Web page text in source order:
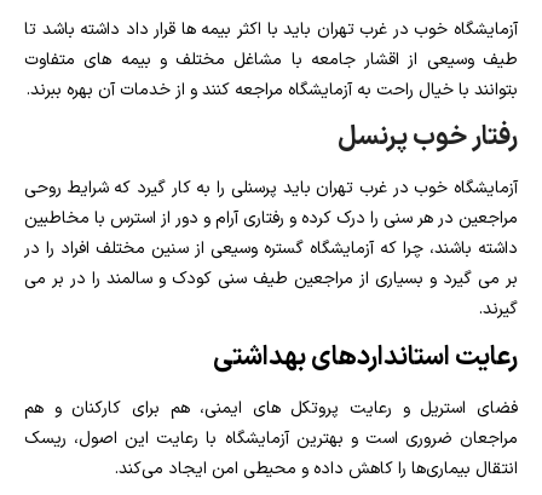
آزمایشگاه خوب در غرب تهران باید با اکثر بیمه ها قرار داد داشته باشد تا
طیف وسیعی از اقشار جامعه با مشاغل مختلف و بیمه های متفاوت
بتوانند با خیال راحت به آزمایشگاه مراجعه کنند و از خدمات آن بهره ببرند.
رفتار خوب پرنسل
آزمایشگاه خوب در غرب تهران باید پرسنلی را به کار گیرد که شرایط روحی
مراجعین در هر سنی را درک کرده و رفتاری آرام و دور از استرس با مخاطبین
داشته باشند، چرا که آزمایشگاه گستره وسیعی از سنین مختلف افراد را در
بر می گیرد و بسیاری از مراجعین طیف سنی کودک و سالمند را در بر می
گیرند.
رعایت استانداردهای بهداشتی
فضای استریل و رعایت پروتکل‌ های ایمنی، هم برای کارکنان و هم
مراجعان ضروری است و بهترین آزمایشگاه با رعایت این اصول، ریسک
انتقال بیماری‌ها را کاهش داده و محیطی امن ایجاد می‌کند.